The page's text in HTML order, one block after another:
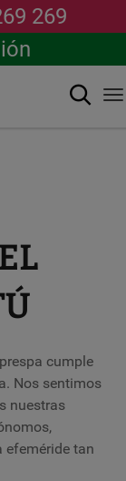
269
Buscar
cumple
Nos sentimos
nuestras
efeméride tan